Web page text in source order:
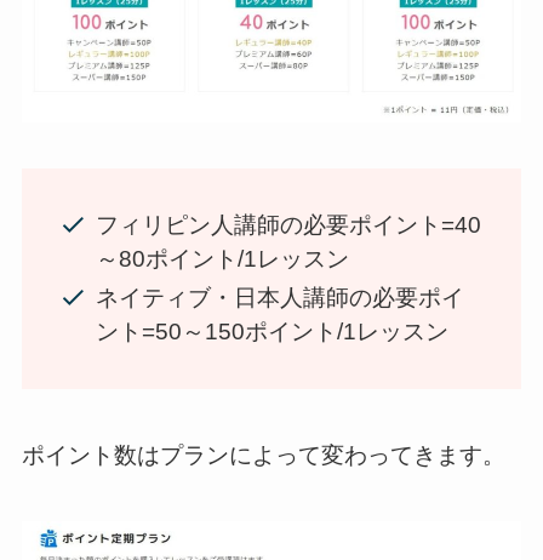
フィリピン人講師の必要ポイント=40
～80ポイント/1レッスン
ネイティブ・日本人講師の必要ポイ
ント=50～150ポイント/1レッスン
ポイント数はプランによって変わってきます。